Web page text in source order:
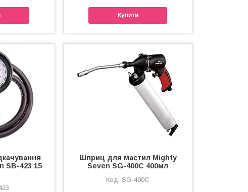
Купити
SB-423 15
Шприц для мастил Mighty
Seven SG-400C 400мл
SG-400C